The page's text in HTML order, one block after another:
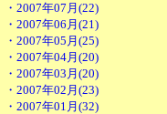
・2007年07月(22)
・2007年06月(21)
・2007年05月(25)
・2007年04月(20)
・2007年03月(20)
・2007年02月(23)
・2007年01月(32)